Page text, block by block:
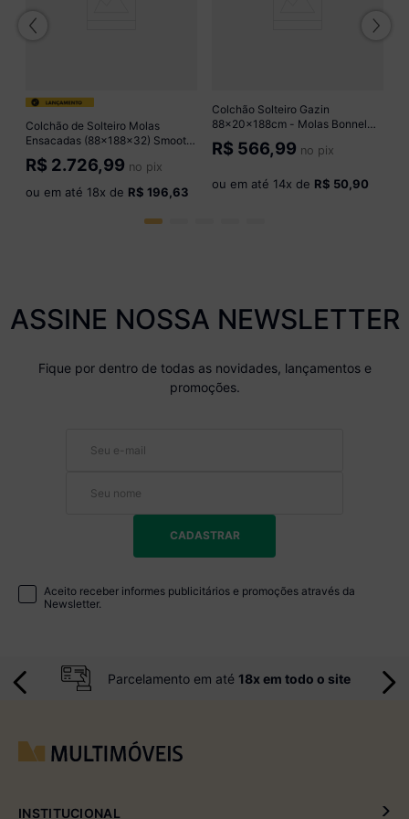
Colchão de Solteiro Molas
Ensacadas (88x188x32) Smooth
King Koil CR457A Cinza
R$ 2.726,99 no pix
ou em até 18x de R$ 196,63
Colchão Solteiro Gazin
88x20x188cm - Molas Bonnel
CR416A
R$ 566,99 no pix
ou em até 14x de R$ 50,90
ASSINE NOSSA NEWSLETTER
Fique por dentro de todas as novidades, lançamentos e
promoções.
CADASTRAR
Aceito receber informes publicitários e promoções através da
Newsletter.
Parcelamento em até 18x em todo o site
INSTITUCIONAL